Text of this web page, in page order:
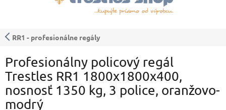
RR1 - profesionálne regály
Profesionálny policový regál
Trestles RR1 1800x1800x400,
nosnosť 1350 kg, 3 police, oranžovo-
modrý